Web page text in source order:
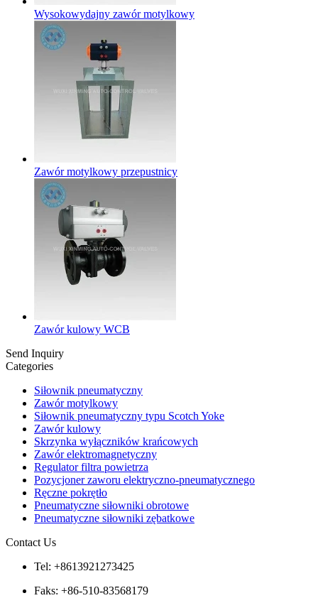
Wysokowydajny zawór motylkowy
Zawór motylkowy przepustnicy
Zawór kulowy WCB
Send Inquiry
Categories
Siłownik pneumatyczny
Zawór motylkowy
Siłownik pneumatyczny typu Scotch Yoke
Zawór kulowy
Skrzynka wyłączników krańcowych
Zawór elektromagnetyczny
Regulator filtra powietrza
Pozycjoner zaworu elektryczno-pneumatycznego
Ręczne pokrętło
Pneumatyczne siłowniki obrotowe
Pneumatyczne siłowniki zębatkowe
Contact Us
Tel: +8613921273425
Faks: +86-510-83568179